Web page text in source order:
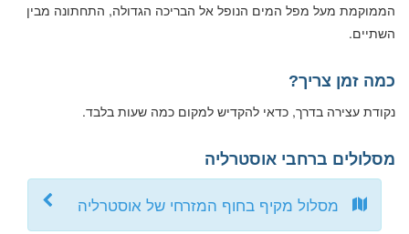
הממוקמת מעל מפל המים הנופל אל הבריכה הגדולה, התחתונה מבין
השתיים.
כמה זמן צריך?
נקודת עצירה בדרך, כדאי להקדיש למקום כמה שעות בלבד.
מסלולים ברחבי אוסטרליה
מסלול מקיף בחוף המזרחי של אוסטרליה